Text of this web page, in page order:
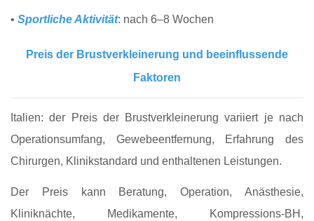
• Sportliche Aktivität: nach 6–8 Wochen
Preis der Brustverkleinerung und beeinflussende
Faktoren
Italien: der Preis der Brustverkleinerung variiert je nach
Operationsumfang, Gewebeentfernung, Erfahrung des
Chirurgen, Klinikstandard und enthaltenen Leistungen.
Der Preis kann Beratung, Operation, Anästhesie,
Kliniknächte, Medikamente, Kompressions‑BH,